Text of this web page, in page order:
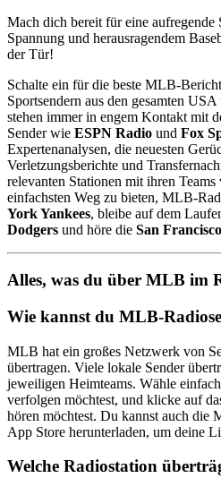
Mach dich bereit für eine aufregende
Spannung und herausragendem
der Tür!
Schalte ein für die beste MLB-
Sportsendern aus den gesamten
stehen immer in engem Kontakt mit
Sender wie ESPN Radio und Fox
Expertenanalysen, die neuesten
Verletzungsberichte und
relevanten Stationen mit ihren
einfachsten Weg zu bieten, MLB-
York Yankees, bleibe auf dem
Dodgers und höre die San
Alles, was du über MLB im
Wie kannst du MLB-
MLB hat ein großes Netzwerk von
übertragen. Viele lokale Sender
jeweiligen Heimteams. Wähle
verfolgen möchtest, und klicke auf
hören möchtest. Du kannst auch die
App Store herunterladen, um deine
Welche Radiostation